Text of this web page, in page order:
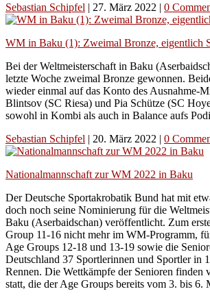
Sebastian Schipfel | 27. März 2022 | 0
WM in Baku (1): Zweimal Bronze, eigentlich
Bei der Weltmeisterschaft in Baku
letzte Woche zweimal Bronze gewonnen.
wieder einmal auf das Konto des Ausnahme-
Blintsov (SC Riesa) und Pia Schütze (SC
sowohl in Kombi als auch in Balance aufs
Sebastian Schipfel | 20. März 2022 | 0
Nationalmannschaft zur WM 2022 in Baku
Der Deutsche Sportakrobatik Bund hat mit
doch noch seine Nominierung für die
Baku (Aserbaidschan) veröffentlicht. Zum
Group 11-16 nicht mehr im WM-Programm,
Age Groups 12-18 und 13-19 sowie die
Deutschland 37 Sportlerinnen und Sportler in
Rennen. Die Wettkämpfe der Senioren finden
statt, die der Age Groups bereits vom 3. bis 6.